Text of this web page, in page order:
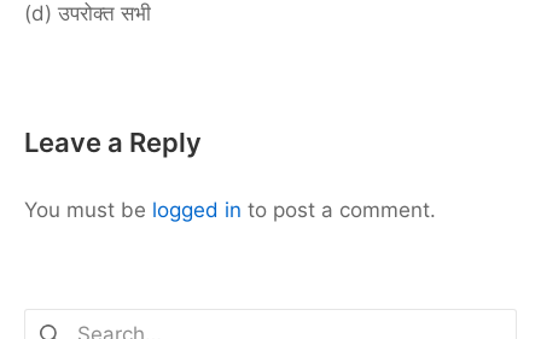
(d) उपरोक्त सभी
Leave a Reply
You must be logged in to post a comment.
Search